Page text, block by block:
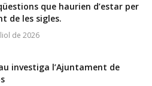
que haurien d’estar per
de les sigles.
de 2026
investiga l’Ajuntament de